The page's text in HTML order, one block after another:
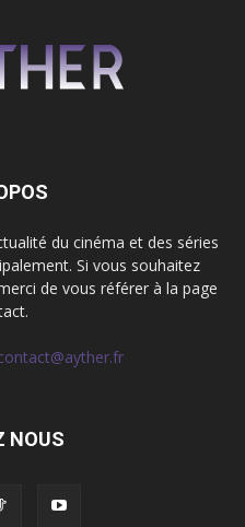
du cinéma et des séries
Si vous souhaitez
de vous référer à la page
NOUS